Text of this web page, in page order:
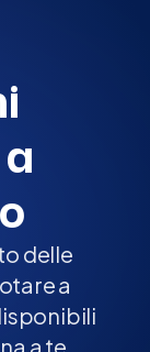
delle
a
a te.